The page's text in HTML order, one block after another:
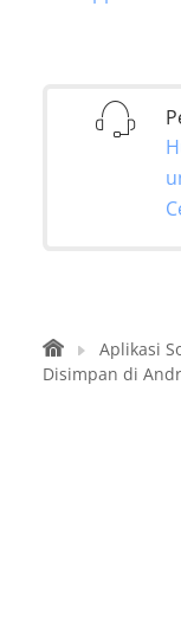
Aplikasi
Disimpan di